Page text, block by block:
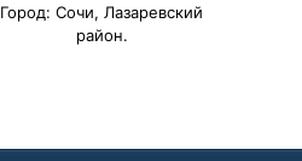
Город: Сочи, Лазаревский
район.